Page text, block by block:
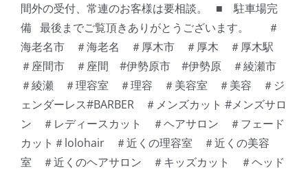
間外の受付、常連のお客様は要相談。 ■ 駐車場完
備 最後までご覧頂きありがとうございます。 ＃
海老名市 ＃海老名 ＃厚木市 ＃厚木 ＃厚木駅
＃座間市 ＃座間 #伊勢原市 #伊勢原 ＃綾瀬市
＃綾瀬 ＃理容室 ＃理容 ＃美容室 ＃美容 ＃ジ
ェンダーレス#BARBER ＃メンズカット #メンズサロ
ン ＃レディースカット ＃ヘアサロン ＃フェード
カット＃lolohair ＃近くの理容室 ＃近くの美容
室 ＃近くのヘアサロン ＃キッズカット ＃ヘッド